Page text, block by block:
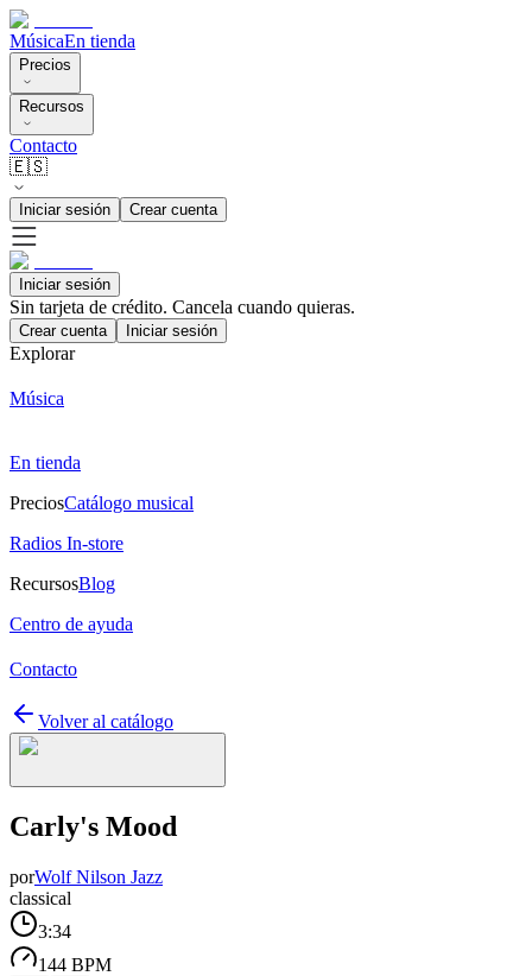
MúsicaEn tienda
Precios
Recursos
Contacto
🇪🇸
Iniciar sesión Crear cuenta
Iniciar sesión
Sin tarjeta de crédito. Cancela cuando quieras.
Crear cuenta Iniciar sesión
Explorar
Música
En tienda
PreciosCatálogo musical
Radios In-store
RecursosBlog
Centro de ayuda
Contacto
Volver al catálogo
Carly's Mood
porWolf Nilson Jazz
classical
3:34
144 BPM